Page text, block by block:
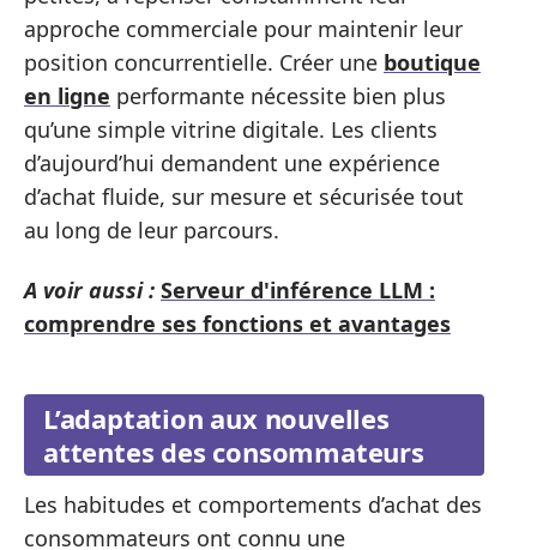
approche commerciale pour maintenir leur
position concurrentielle. Créer une boutique
en ligne performante nécessite bien plus
qu’une simple vitrine digitale. Les clients
d’aujourd’hui demandent une expérience
d’achat fluide, sur mesure et sécurisée tout
au long de leur parcours.
A voir aussi : Serveur d'inférence LLM :
comprendre ses fonctions et avantages
L’adaptation aux nouvelles
attentes des consommateurs
Les habitudes et comportements d’achat des
consommateurs ont connu une